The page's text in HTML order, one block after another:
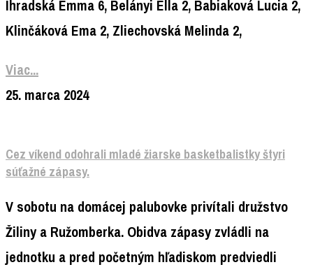
Ihradská Emma 6, Belányi Ella 2, Babiaková Lucia 2,
Klinčáková Ema 2, Zliechovská Melinda 2,
Viac...
25. marca 2024
Cez víkend odohrali mladé žiarske basketbalistky štyri
súťažné zápasy.
V sobotu na domácej palubovke privítali družstvo
Žiliny a Ružomberka. Obidva zápasy zvládli na
jednotku a pred početným hľadiskom predviedli